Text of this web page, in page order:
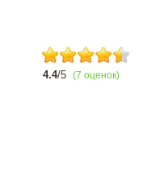
4.4/5 (7 оценок)